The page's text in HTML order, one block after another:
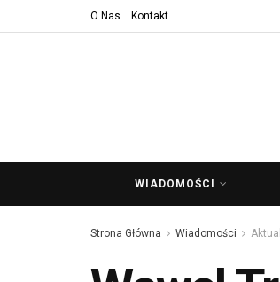
O Nas Kontakt
WIADOMOŚCI
Strona Główna Wiadomości